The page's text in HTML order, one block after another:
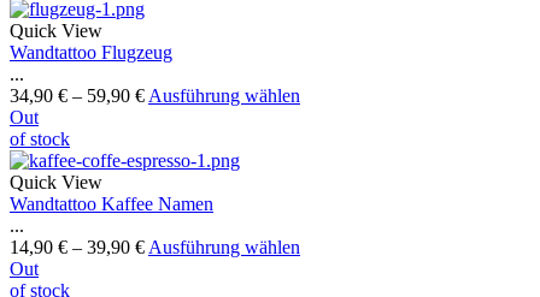
Quick View
Wandtattoo Flugzeug
...
34,90 € – 59,90 € Ausführung wählen
Out
of stock
Quick View
Wandtattoo Kaffee Namen
...
14,90 € – 39,90 € Ausführung wählen
Out
of stock